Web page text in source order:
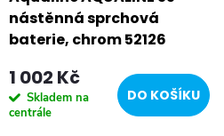
nástěnná sprchová
baterie, chrom 52126
1 002 Kč
Skladem na
centrále
DO KOŠÍKU